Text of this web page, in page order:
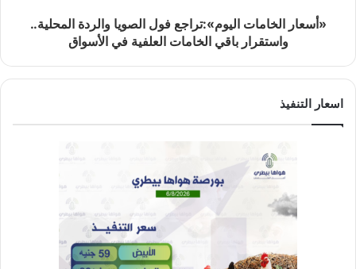
«أسعار الخامات اليوم»:تراجع فول الصويا والردة المحلية..
واستقرار باقي الخامات العلفية في الأسواق
اسعار التنفيذ